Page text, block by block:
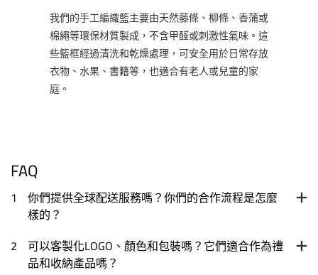
我們的手工編織籃主要由天然藤條、柳條、香蒲或
棉繩等環保材質製成，不含甲醛或刺激性氣味。這
些籃框經過清洗和乾燥處理，可安全用於日常存放
衣物、水果、書籍等，也適合有老人或兒童的家
庭。
FAQ
1 你們提供全球配送服務嗎？你們的合作流程是怎麼
樣的？
2 可以客製化LOGO、顏色和包裝嗎？它們適合作為禮
品和收納產品嗎？